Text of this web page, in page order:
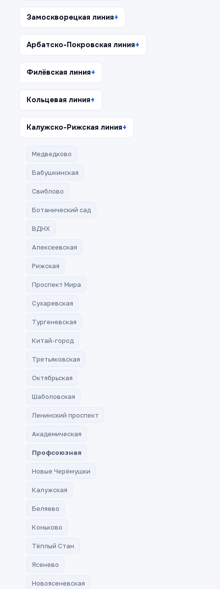
Замоскворецкая линия
Арбатско-Покровская линия
Филёвская линия
Кольцевая линия
Калужско-Рижская линия
Медведково
Бабушкинская
Свиблово
Ботанический сад
ВДНХ
Алексеевская
Рижская
Проспект Мира
Сухаревская
Тургеневская
Китай-город
Третьяковская
Октябрьская
Шаболовская
Ленинский проспект
Академическая
Профсоюзная
Новые Черёмушки
Калужская
Беляево
Коньково
Тёплый Стан
Ясенево
Новоясеневская